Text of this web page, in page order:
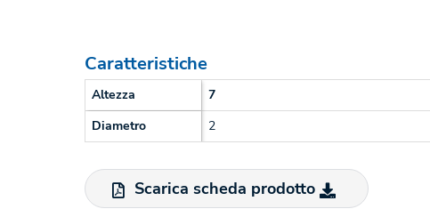
Caratteristiche
Altezza
7
Diametro
2
Scarica scheda prodotto